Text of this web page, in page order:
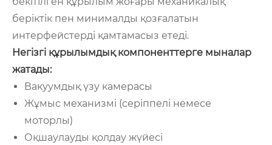
беріктік пен минималды қозғалатын
интерфейстерді қамтамасыз етеді.
Негізгі құрылымдық компоненттерге мыналар
жатады:
Вакуумдық үзу камерасы
Жұмыс механизмі (серіппелі немесе
моторлы)
Оқшаулауды қолдау жүйесі